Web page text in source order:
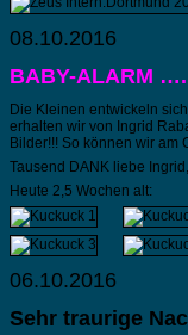
08.10.2016
BABY-ALARM ….
Die Kleinen entwickeln
erhalten wir von Ingrid
Bilder!!! So können wir am
Tausend DANK liebe
Heute 2,5 Wochen alt:
06.10.2016
Sehr traurige